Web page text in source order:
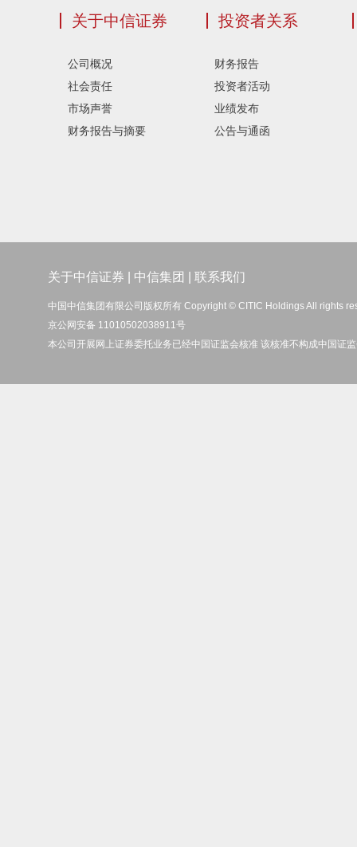
关于中信证券
公司概况
社会责任
市场声誉
财务报告与摘要
投资者关系
财务报告
投资者活动
业绩发布
公告与通函
关于中信证券 中信集团 联系我们
中国中信集团有限公司版权所有 Copyright © CITIC Holdings All rights
京公网安备 11010502038911号
本公司开展网上证券委托业务已经中国证监会核准 该核准不构成中国证